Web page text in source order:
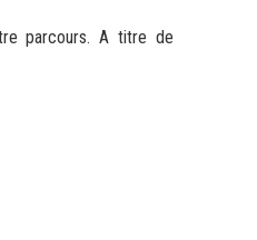
parcours. A titre de